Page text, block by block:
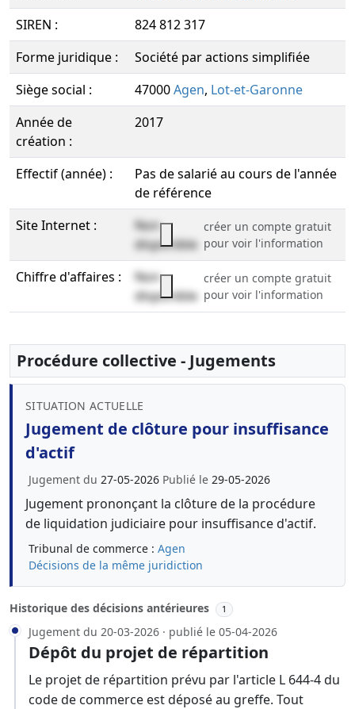
SIREN :
824 812 317
Forme juridique :
Société par actions simplifiée
Siège social :
47000Agen, Lot-et-Garonne
Année de
création :
2017
Effectif (année) :
Pas de salarié au cours de l'année
de référence
Site Internet :
Non
disponible
créer un compte gratuit
pour voir l'information
Chiffre d'affaires :
Non
disponible
créer un compte gratuit
pour voir l'information
Procédure collective - Jugements
SITUATION ACTUELLE
Jugement de clôture pour insuffisance
d'actif
Jugement du 27-05-2026 Publié le 29-05-2026
Jugement prononçant la clôture de la procédure
de liquidation judiciaire pour insuffisance d'actif.
Tribunal de commerce : Agen
Décisions de la même juridiction
Historique des décisions antérieures 1
Jugement du 20-03-2026 · publié le 05-04-2026
Dépôt du projet de répartition
Le projet de répartition prévu par l'article L 644-4 du
code de commerce est déposé au greffe. Tout